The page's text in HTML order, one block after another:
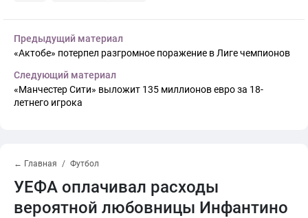
Предыдущий материал
«Актобе» потерпел разгромное поражение в Лиге чемпионов
Следующий материал
«Манчестер Сити» выложит 135 миллионов евро за 18-
летнего игрока
← Главная Футбол
УЕФА оплачивал расходы
вероятной любовницы Инфантино